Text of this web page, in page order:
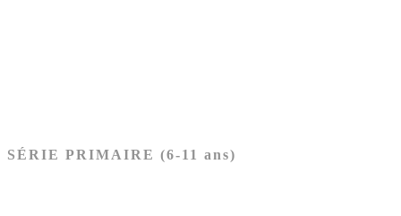
SÉRIE PRIMAIRE (6-11 ans)